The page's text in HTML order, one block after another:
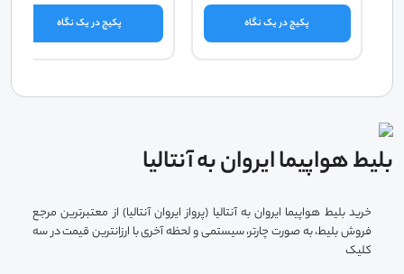
پکیج در یک نگاه پکیج در یک نگاه
بلیط هواپیما ایروان به آنتالیا
خرید بلیط هواپیما ایروان به آنتالیا (پرواز ایروان آنتالیا) از معتبرترین مرجع
فروش بلیط، به صورت چارتر، سیستمی و لحظه آخری با ارزانترین قیمت در سه
کلیک